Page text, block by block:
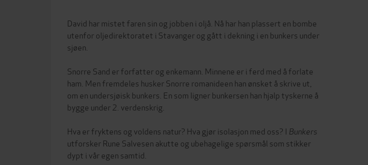
David har mistet faren sin og jobben i oljå. Nå har han plassert en bombe
utenfor oljedirektoratet i Stavanger og gått i dekning i en bunkers under
sjøen.
Snorre Sand er forfatter og enkemann. Minnene er i ferd med å forlate
ham. Men fremdeles husker Snorre romanideen han ønsket å skrive ut,
om en undersjøisk bunkers. En som ligner bunkersen han hjalp tyskerne å
bygge under 2. verdenskrig.
Hva er fryktens og voldens natur? Hva gjør isolasjon med oss? I Bunkers
utforsker Rune Salvesen akutte og ubehagelige spørsmål som stikker
dypt i vår egen samtid.